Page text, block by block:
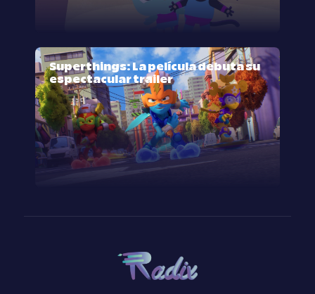
Superthings: La película debuta su
espectacular trailer